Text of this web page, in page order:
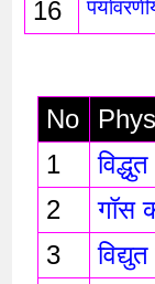
16
No
1
2
गॉस
3